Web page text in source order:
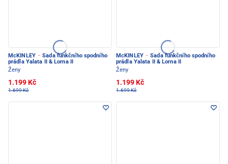
McKINLEY · Sada funkčního spodního
prádla Yalata II & Lorna II
Ženy
1.199 Kč
1.699 Kč
McKINLEY · Sada funkčního spodního
prádla Yalata II & Lorna II
Ženy
1.199 Kč
1.699 Kč